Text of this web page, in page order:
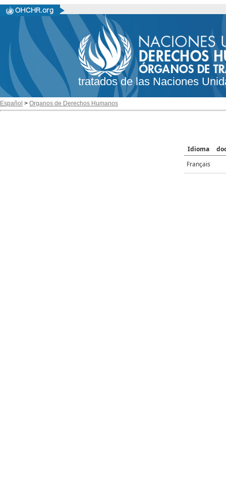
tratados de las Naciones
Español > Organos de Derechos Humanos
Idioma
Français